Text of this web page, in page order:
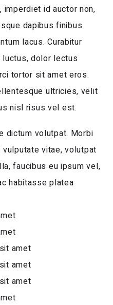
imperdiet id auctor non,
dapibus finibus
lacus. Curabitur
luctus, dolor lectus
tortor sit amet eros.
ultricies, velit
nisl risus vel est.
dictum volutpat. Morbi
vitae, volutpat
faucibus eu ipsum vel,
habitasse platea
amet
amet
amet